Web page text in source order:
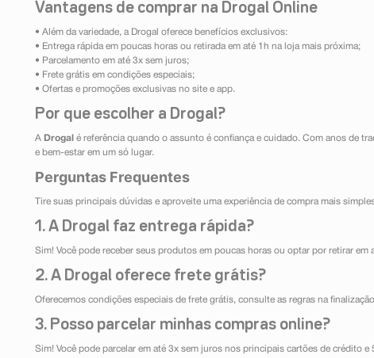
Vantagens de comprar na Drogal Online
• Além da variedade, a Drogal oferece benefícios exclusivos:
• Entrega rápida em poucas horas ou retirada em até 1h na loja mais próxima;
• Parcelamento em até 3x sem juros;
• Frete grátis em condições especiais;
• Ofertas e promoções exclusivas no site e app.
Por que escolher a Drogal?
A Drogal é referência quando o assunto é confiança e cuidado. Com anos de
e bem-estar em um só lugar.
Perguntas Frequentes
Tire suas principais dúvidas e aproveite uma experiência de compra mais
1. A Drogal faz entrega rápida?
Sim! Você pode receber seus produtos em poucas horas ou optar por retirar em
2. A Drogal oferece frete grátis?
Oferecemos condições especiais de frete grátis, consulte as regras na
3. Posso parcelar minhas compras online?
Sim! Você pode parcelar em até 3x sem juros nos principais cartões de crédito e